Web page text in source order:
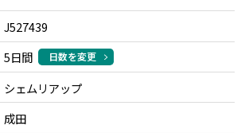
J527439
5日間 日数を変更
シェムリアップ
成田